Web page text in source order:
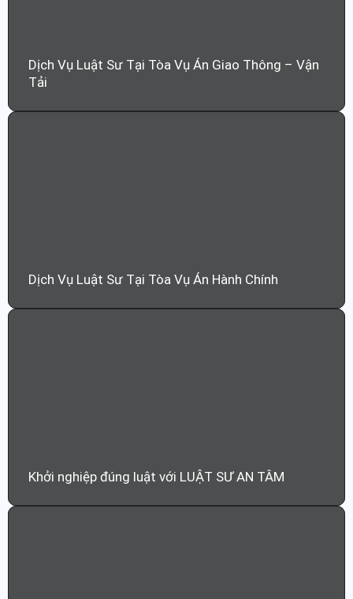
Dịch Vụ Luật Sư Tại Tòa Vụ Án Giao Thông – Vận
Tải
Dịch Vụ Luật Sư Tại Tòa Vụ Án Hành Chính
Khởi nghiệp đúng luật với LUẬT SƯ AN TÂM